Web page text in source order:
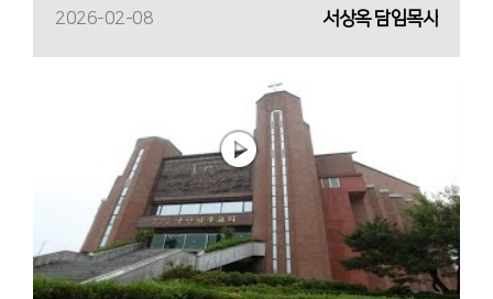
2026-02-08
서상옥 담임목사